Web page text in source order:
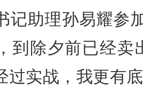
记助理孙易耀参
到除夕前已经卖
过实战，我更有